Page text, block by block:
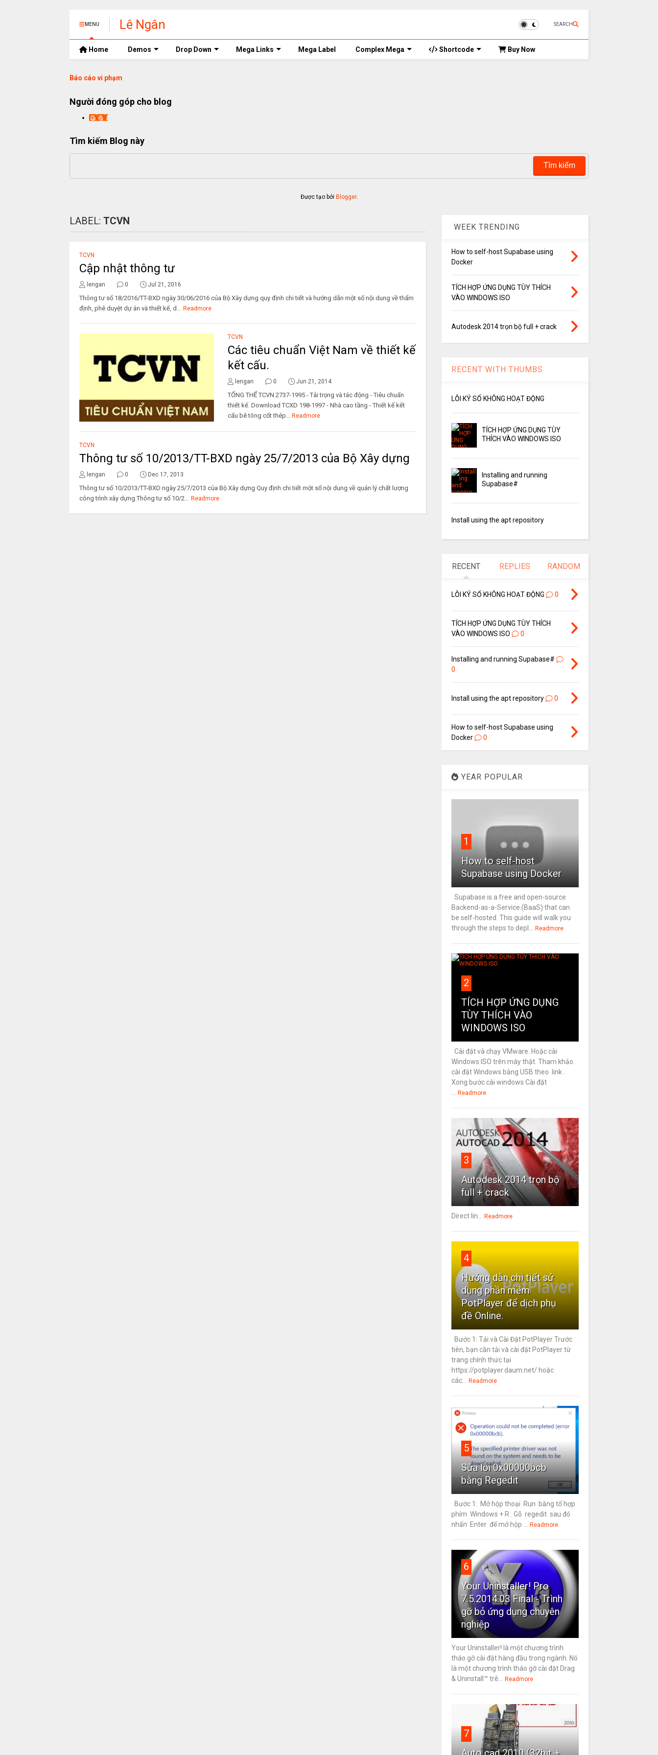
MENU Lê Ngân SEARCH
Home Demos Drop Down Mega Links Mega Label Complex Mega Shortcode Buy Now
Báo cáo vi phạm
Người đóng góp cho blog
lengan
Tìm kiếm Blog này
Được tạo bởi Blogger.
LABEL: TCVN
TCVN
Cập nhật thông tư
lengan 0 Jul 21, 2016
Thông tư số 18/2016/TT-BXD ngày 30/06/2016 của Bộ Xây dựng quy định chi tiết và hướng dẫn một số nội dung về thẩm
định, phê duyệt dự án và thiết kế, d...
Readmore
TCVN
Các tiêu chuẩn Việt Nam về thiết kế
kết cấu.
lengan 0 Jun 21, 2014
TỔNG THỂ TCVN 2737-1995 - Tải trọng và tác động - Tiêu chuẩn
thiết kế. Download TCXD 198-1997 - Nhà cao tầng - Thiết kế kết
cấu bê tông cốt thép...
Readmore
TCVN
Thông tư số 10/2013/TT-BXD ngày 25/7/2013 của Bộ Xây dựng
lengan 0 Dec 17, 2013
Thông tư số 10/2013/TT-BXD ngày 25/7/2013 của Bộ Xây dựng Quy định chi tiết một số nội dung về quản lý chất lượng
công trình xây dựng.Thông tư số 10/2...
Readmore
WEEK TRENDING
How to self-host Supabase using
Docker
TÍCH HỢP ỨNG DỤNG TÙY THÍCH
VÀO WINDOWS ISO
Autodesk 2014 trọn bộ full + crack
RECENT WITH THUMBS
LỖI KÝ SỐ KHÔNG HOẠT ĐỘNG
TÍCH HỢP ỨNG DỤNG TÙY
THÍCH VÀO WINDOWS ISO
Installing and running
Supabase#
Install using the apt repository
RECENT REPLIES RANDOM
LỖI KÝ SỐ KHÔNG HOẠT ĐỘNG 0
TÍCH HỢP ỨNG DỤNG TÙY THÍCH
VÀO WINDOWS ISO
0
Installing and running Supabase#
0
Install using the apt repository 0
How to self-host Supabase using
Docker
0
YEAR POPULAR
1
How to self-host
Supabase using Docker
Supabase is a free and open-source
Backend-as-a-Service (BaaS) that can
be self-hosted. This guide will walk you
through the steps to depl... Readmore
2
TÍCH HỢP ỨNG DỤNG
TÙY THÍCH VÀO
WINDOWS ISO
Cài đặt và chạy VMware. Hoặc cài
Windows ISO trên máy thật. Tham khảo
cài đặt Windows bằng USB theo link .
Xong bước cài windows Cài đặt
... Readmore
3
Autodesk 2014 trọn bộ
full + crack
Direct lin... Readmore
4
Hướng dẫn chi tiết sử
dụng phần mềm
PotPlayer để dịch phụ
đề Online.
Bước 1: Tải và Cài Đặt PotPlayer Trước
tiên, bạn cần tải và cài đặt PotPlayer từ
trang chính thức tại
https://potplayer.daum.net/ hoặc
các... Readmore
5
Sửa lỗi 0x00000bcb
bằng Regedit
Bước 1: Mở hộp thoại Run bằng tổ hợp
phím Windows + R . Gõ regedit sau đó
nhấn Enter để mở hộp ... Readmore
6
Your Uninstaller! Pro
7.5.2014.03 Final - Trình
gỡ bỏ ứng dụng chuyên
nghiệp
Your Uninstaller! là một chương trình
tháo gỡ cài đặt hàng đầu trong ngành. Nó
là một chương trình tháo gỡ cài đặt Drag
& Uninstall™ trê... Readmore
7